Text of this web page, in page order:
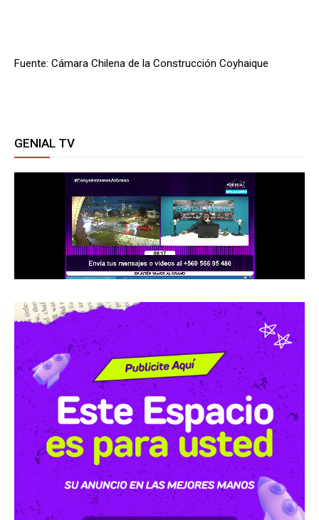
Fuente: Cámara Chilena de la Construcción Coyhaique
GENIAL TV